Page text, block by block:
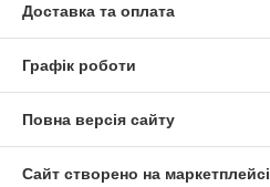
Доставка та оплата
Графік роботи
Повна версія сайту
Сайт створено на маркетплейсі